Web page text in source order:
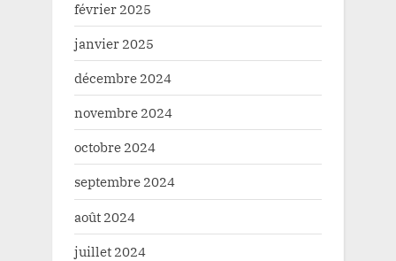
février 2025
janvier 2025
décembre 2024
novembre 2024
octobre 2024
septembre 2024
août 2024
juillet 2024